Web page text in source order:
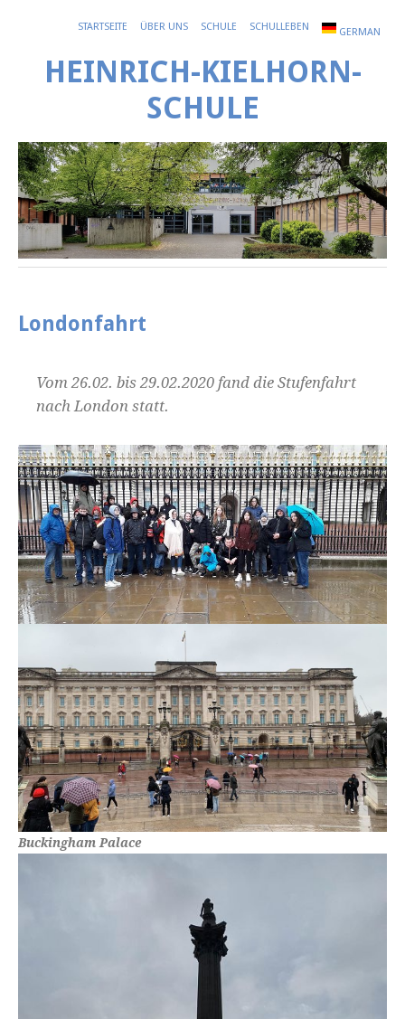
STARTSEITE ÜBER UNS SCHULE SCHULLEBEN GERMAN
HEINRICH-KIELHORN-
SCHULE
Londonfahrt
Vom 26.02. bis 29.02.2020 fand die Stufenfahrt
nach London statt.
Buckingham Palace